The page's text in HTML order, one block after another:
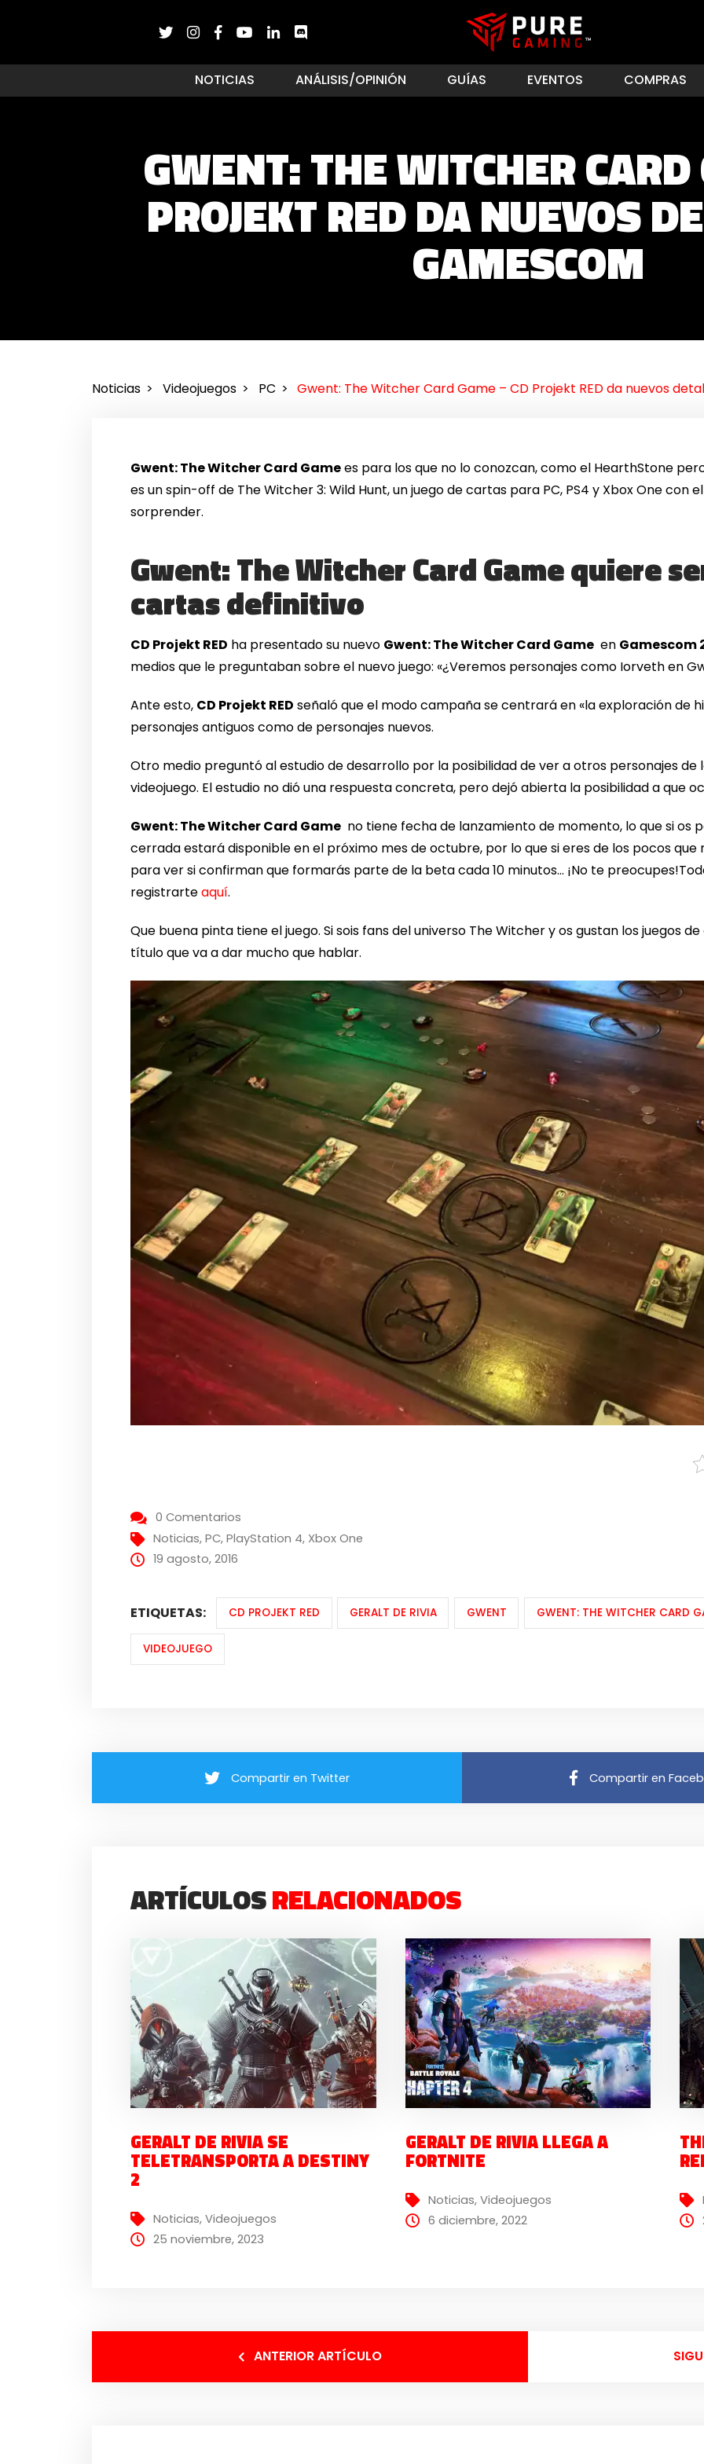
NOTICIAS ANÁLISIS/OPINIÓN GUÍAS EVENTOS COMPRAS
GWENT: THE WITCHER
PROJEKT RED DA NUEVOS
GAMESCOM
Noticias Videojuegos PC Gwent: The Witcher Card Game – CD Projekt RED da nuevos
Gwent: The Witcher Card Gamees para los que no lo conozcan, como el HearthStone
es un spin-off de The Witcher 3: Wild Hunt, un juego de cartas para PC, PS4 y Xbox One con
sorprender.
Gwent: The Witcher Card Game quiere
cartas definitivo
CD Projekt RED ha presentado su nuevo Gwent: The Witcher Card Game en Gamescom
medios que le preguntaban sobre el nuevo juego: «¿Veremos personajes como Iorveth en
Ante esto, CD Projekt RED señaló que el modo campaña se centrará en «la exploración de
personajes antiguos como de personajes nuevos.
Otro medio preguntó al estudio de desarrollo por la posibilidad de ver a otros personajes de
videojuego. El estudio no dió una respuesta concreta, pero dejó abierta la posibilidad a que
Gwent: The Witcher Card Game no tiene fecha de lanzamiento de momento, lo que si os
cerrada estará disponible en el próximo mes de octubre, por lo que si eres de los pocos
para ver si confirman que formarás parte de la beta cada 10 minutos… ¡No te
registrarteaquí.
Que buena pinta tiene el juego. Si sois fans del universo The Witcher y os gustan los juegos
título que va a dar mucho que hablar.
0 Comentarios
Noticias,PC,PlayStation 4, Xbox One
19 agosto, 2016
ETIQUETAS: CD PROJEKT RED GERALT DE RIVIA GWENT GWENT: THE WITCHER CARD
VIDEOJUEGO
Compartir en Twitter Compartir en
ARTÍCULOSRELACIONADOS
GERALT DE RIVIA SE
TELETRANSPORTA A DESTINY
2
Noticias,Videojuegos
25 noviembre, 2023
GERALT DE RIVIA LLEGA A
FORTNITE
Noticias, Videojuegos
6 diciembre, 2022
ANTERIOR ARTÍCULO